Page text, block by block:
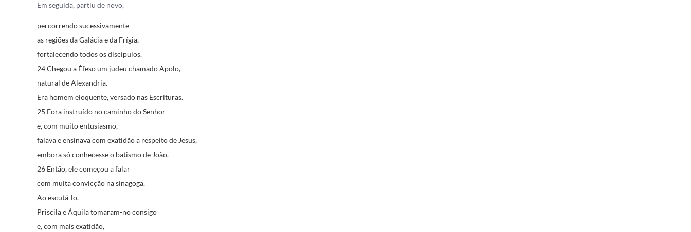
Em seguida, partiu de novo,
percorrendo sucessivamente
as regiões da Galácia e da Frígia,
fortalecendo todos os discípulos.
24 Chegou a Éfeso um judeu chamado Apolo,
natural de Alexandria.
Era homem eloquente, versado nas Escrituras.
25 Fora instruído no caminho do Senhor
e, com muito entusiasmo,
falava e ensinava com exatidão a respeito de Jesus,
embora só conhecesse o batismo de João.
26 Então, ele começou a falar
com muita convicção na sinagoga.
Ao escutá-lo,
Priscila e Áquila tomaram-no consigo
e, com mais exatidão,